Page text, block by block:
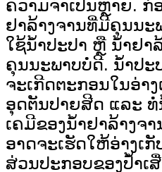
ຄວາມຈຳເປັນຫຼາຍ.
ຢາລ້າງຈານທີ່ມີຄຸນນະ
ໃຊ້ນໍ້າປະປາ ຫຼື ນໍ້າຢາ
ຄຸນນະພາບບໍ່ດີ. ນໍ້າປ
ຈະເກີດຕະກອນໃນອ່າ
ອຸດຕັນປາຍສີດ ແລະ ທໍ່
ເຄມີຂອງນໍ້າຢາລ້າງຈ
ອາດຈະເຮັດໃຫ້ອ່າງເ
ສ່ວນປະກອບຂອງປໍ້າເ